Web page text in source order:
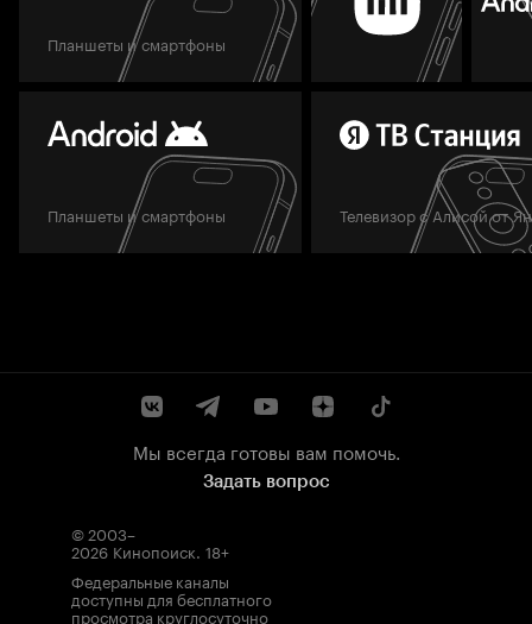
Планшеты и смартфоны
Планшеты и смартфоны Телевизор с Алисой от
Мы всегда готовы вам помочь.
Задать вопрос
© 2003–
2026 Кинопоиск. 18+
Федеральные каналы
доступны для бесплатного
просмотра круглосуточно